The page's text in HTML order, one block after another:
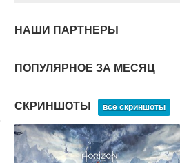
НАШИ ПАРТНЕРЫ
ПОПУЛЯРНОЕ ЗА МЕСЯЦ
СКРИНШОТЫ все скриншоты